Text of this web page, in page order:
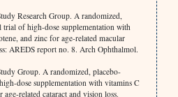
Research Group. A randomized,
of high-dose supplementation with
and zinc for age-related macular
AREDS report no. 8. Arch Ophthalmol.
Group. A randomized, placebo-
dose supplementation with vitamins C
age-related cataract and vision loss.